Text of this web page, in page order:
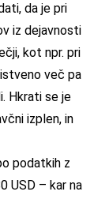
da je pri
iz dejavnosti
kot npr. pri
več pa
Hkrati se je
izplen, in
podatkih z
USD – kar na